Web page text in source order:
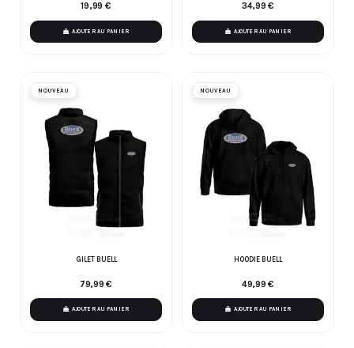
19,99 €
AJOUTER AU PANIER
34,99 €
AJOUTER AU PANIER
NOUVEAU
GILET BUELL
79,99 €
AJOUTER AU PANIER
NOUVEAU
HOODIE BUELL
49,99 €
AJOUTER AU PANIER